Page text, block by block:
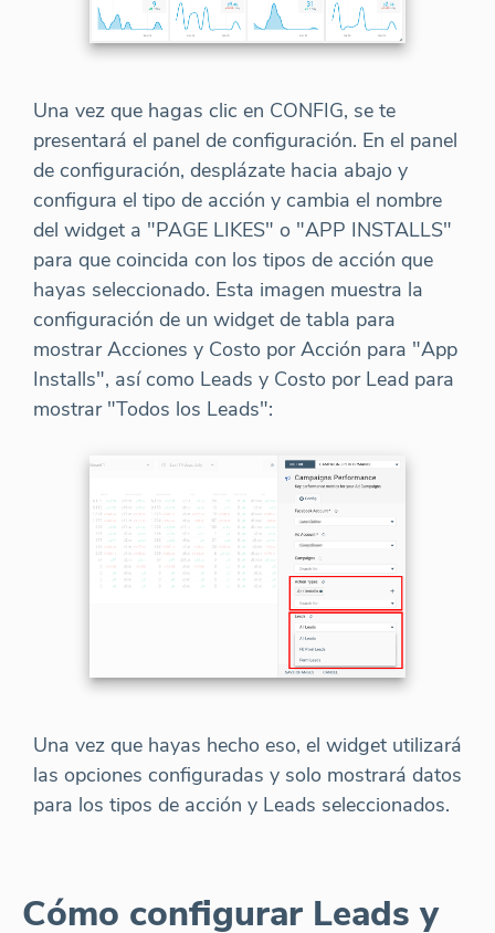
Una vez que hagas clic en CONFIG, se te
presentará el panel de configuración. En el panel
de configuración, desplázate hacia abajo y
configura el tipo de acción y cambia el nombre
del widget a "PAGE LIKES" o "APP INSTALLS"
para que coincida con los tipos de acción que
hayas seleccionado. Esta imagen muestra la
configuración de un widget de tabla para
mostrar Acciones y Costo por Acción para "App
Installs", así como Leads y Costo por Lead para
mostrar "Todos los Leads":
Una vez que hayas hecho eso, el widget utilizará
las opciones configuradas y solo mostrará datos
para los tipos de acción y Leads seleccionados.
Cómo configurar Leads y